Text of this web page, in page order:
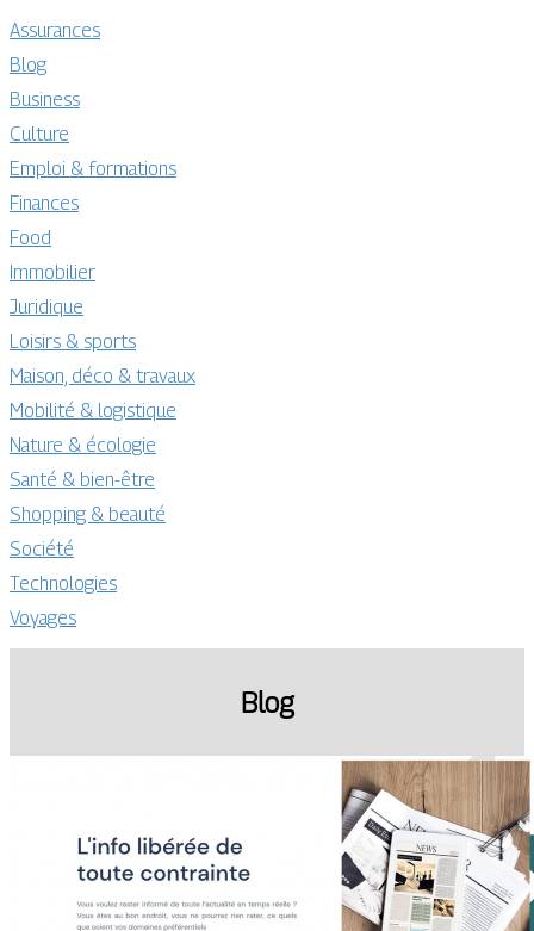
Assurances
Blog
Business
Culture
Emploi & formations
Finances
Food
Immobilier
Juridique
Loisirs & sports
Maison, déco & travaux
Mobilité & logistique
Nature & écologie
Santé & bien-être
Shopping & beauté
Société
Technologies
Voyages
Blog